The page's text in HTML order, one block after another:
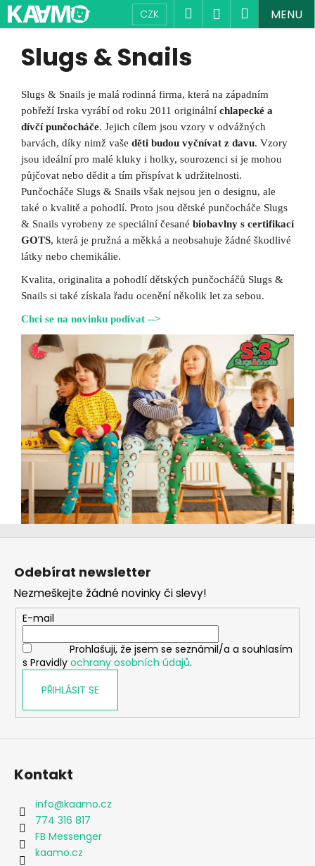
Přejít
na
obsah
CZK HledatPřihlášení
Nákupní
MENU
Slugs & Snails
Slugs & Snails je malá rodinná firma, která na západním
pobřeží Irska vyrábí od roku 2011 originální chlapecké a
dívčí punčocháče. Jejich cílem jsou vzory v odvážných
barvách, díky nimž vaše děti budou vyčnívat z davu. Vzory
jsou ideální pro malé kluky i holky, sourozenci si je mohou
půjčovat nebo dědit a tím přispívat k udržitelnosti.
Punčocháče Slugs & Snails však nejsou jen o designu, ale
také o kvalitě a pohodlí. Proto jsou dětské punčocháče Slugs
& Snails vyrobeny ze speciální česané biobavlny s certifikací
GOTS, která je pružná a měkká a neobsahuje žádné škodlivé
látky nebo chemikálie.
Kvalita, originalita a pohodlí dětských punčocháčů Slugs &
Snails si také získala řadu ocenění několik let za sebou.
Chci se na novinku podívat -->
K
o
o
p
o
ř
e
b
u
e
e
n
a
HLEDAT
D
p
o
r
u
u
FARM
MAXOMORRA
230
Kč
Z
Odebírat newsletter
Nezmeškejte žádné novinky či slevy!
E-mail
Prohlašuji, že jsem se seznámil/a a souhlasím
s Pravidly ochrany osobních údajů.
PŘIHLÁSIT SE
Kontakt
info@kaamo.cz
774 316 817
FB Messenger
kaamo.cz